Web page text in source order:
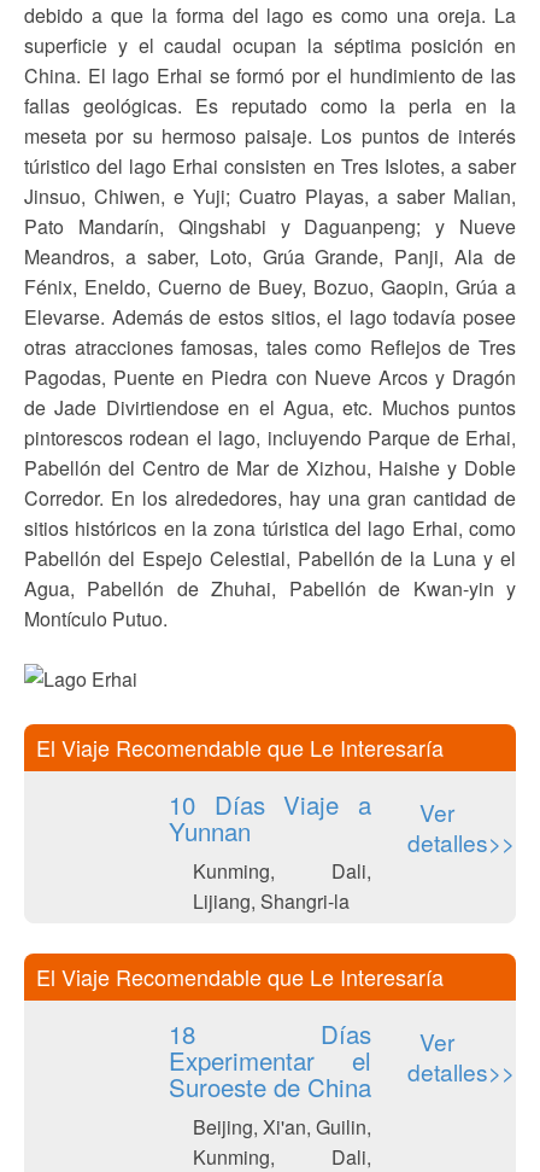
debido a que la forma del lago es como una oreja. La
superficie y el caudal ocupan la séptima posición en
China. El lago Erhai se formó por el hundimiento de las
fallas geológicas. Es reputado como la perla en la
meseta por su hermoso paisaje. Los puntos de interés
túristico del lago Erhai consisten en Tres Islotes, a saber
Jinsuo, Chiwen, e Yuji; Cuatro Playas, a saber Malian,
Pato Mandarín, Qingshabi y Daguanpeng; y Nueve
Meandros, a saber, Loto, Grúa Grande, Panji, Ala de
Fénix, Eneldo, Cuerno de Buey, Bozuo, Gaopin, Grúa a
Elevarse. Además de estos sitios, el lago todavía posee
otras atracciones famosas, tales como Reflejos de Tres
Pagodas, Puente en Piedra con Nueve Arcos y Dragón
de Jade Divirtiendose en el Agua, etc. Muchos puntos
pintorescos rodean el lago, incluyendo Parque de Erhai,
Pabellón del Centro de Mar de Xizhou, Haishe y Doble
Corredor. En los alrededores, hay una gran cantidad de
sitios históricos en la zona túristica del lago Erhai, como
Pabellón del Espejo Celestial, Pabellón de la Luna y el
Agua, Pabellón de Zhuhai, Pabellón de Kwan-yin y
Montículo Putuo.
El Viaje Recomendable que Le Interesaría
10 Días Viaje a
Yunnan
Kunming, Dali,
Lijiang, Shangri-la
Ver
detalles>>
El Viaje Recomendable que Le Interesaría
18 Días
Experimentar el
Suroeste de China
Beijing, Xi'an, Guilin,
Kunming, Dali,
Ver
detalles>>